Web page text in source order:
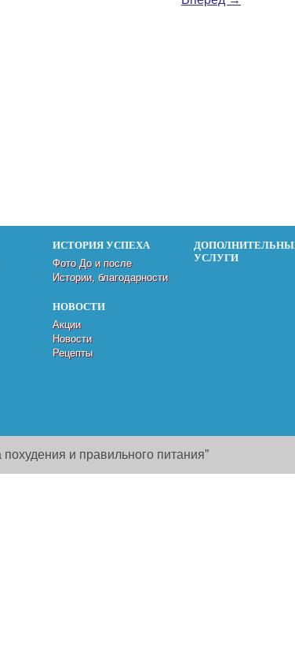
ИСТОРИЯ УСПЕХА
Фото До и после
Истории, благодарности
НОВОСТИ
Акции
Новости
Рецепты
УСЛУГИ
и правильного питания”